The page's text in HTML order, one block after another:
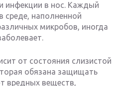
инфекции в нос. Каждый
среде, наполненной
микробов, иногда
от состояния слизистой
обязана защищать
вредных веществ,